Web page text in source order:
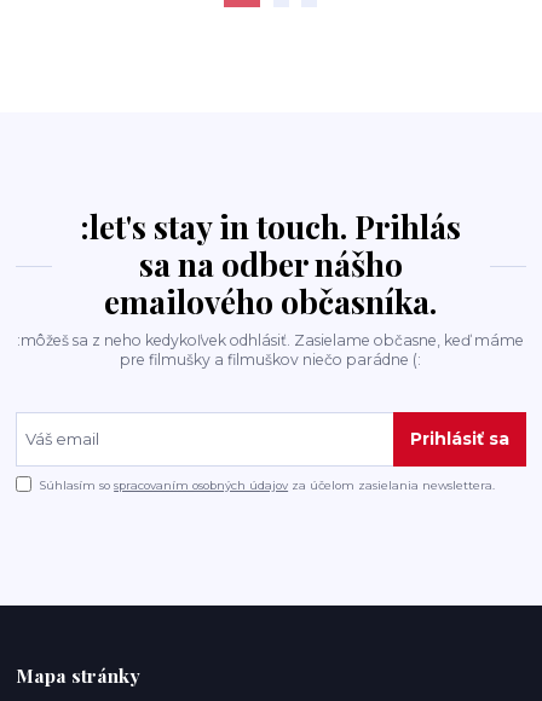
:let's stay in touch. Prihlás
sa na odber nášho
emailového občasníka.
:môžeš sa z neho kedykoľvek odhlásiť. Zasielame občasne, keď máme
pre filmušky a filmuškov niečo parádne (:
Prihlásiť sa
Súhlasím sospracovaním osobných údajov za účelom zasielania newslettera.
Mapa stránky